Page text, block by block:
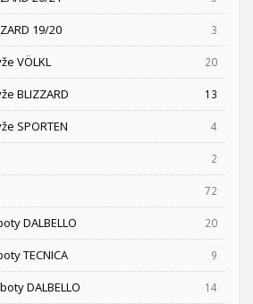
19/20 3
VÖLKL 20
BLIZZARD 13
SPORTEN 4
2
72
DALBELLO 20
TECNICA 9
DALBELLO 14